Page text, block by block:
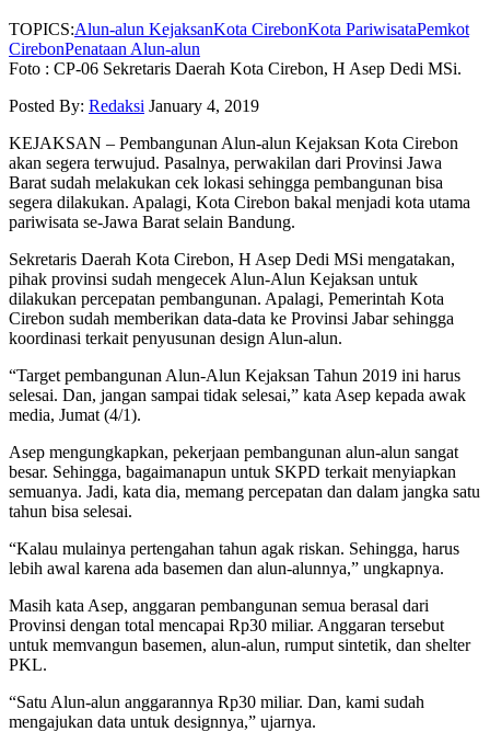
TOPICS:Alun-alun KejaksanKota CirebonKota PariwisataPemkot
CirebonPenataan Alun-alun
Foto : CP-06 Sekretaris Daerah Kota Cirebon, H Asep Dedi MSi.
Posted By: Redaksi January 4, 2019
KEJAKSAN – Pembangunan Alun-alun Kejaksan Kota Cirebon
akan segera terwujud. Pasalnya, perwakilan dari Provinsi Jawa
Barat sudah melakukan cek lokasi sehingga pembangunan bisa
segera dilakukan. Apalagi, Kota Cirebon bakal menjadi kota utama
pariwisata se-Jawa Barat selain Bandung.
Sekretaris Daerah Kota Cirebon, H Asep Dedi MSi mengatakan,
pihak provinsi sudah mengecek Alun-Alun Kejaksan untuk
dilakukan percepatan pembangunan. Apalagi, Pemerintah Kota
Cirebon sudah memberikan data-data ke Provinsi Jabar sehingga
koordinasi terkait penyusunan design Alun-alun.
“Target pembangunan Alun-Alun Kejaksan Tahun 2019 ini harus
selesai. Dan, jangan sampai tidak selesai,” kata Asep kepada awak
media, Jumat (4/1).
Asep mengungkapkan, pekerjaan pembangunan alun-alun sangat
besar. Sehingga, bagaimanapun untuk SKPD terkait menyiapkan
semuanya. Jadi, kata dia, memang percepatan dan dalam jangka satu
tahun bisa selesai.
“Kalau mulainya pertengahan tahun agak riskan. Sehingga, harus
lebih awal karena ada basemen dan alun-alunnya,” ungkapnya.
Masih kata Asep, anggaran pembangunan semua berasal dari
Provinsi dengan total mencapai Rp30 miliar. Anggaran tersebut
untuk memvangun basemen, alun-alun, rumput sintetik, dan shelter
PKL.
“Satu Alun-alun anggarannya Rp30 miliar. Dan, kami sudah
mengajukan data untuk designnya,” ujarnya.